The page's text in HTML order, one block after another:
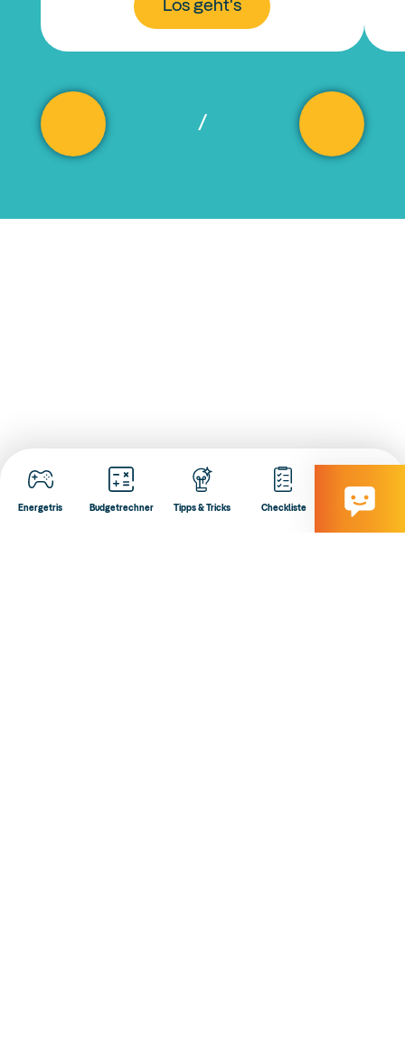
Energetris Budgetrechner Tipps & Tricks Checkliste Rezepte
Los geht's
/